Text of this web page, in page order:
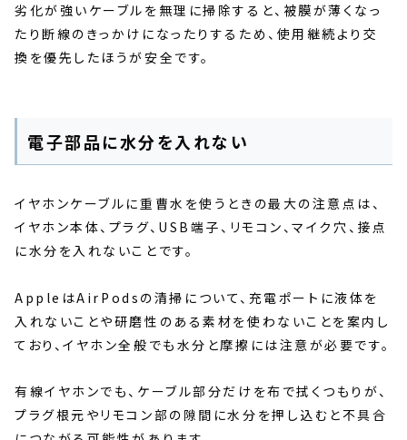
劣化が強いケーブルを無理に掃除すると、被膜が薄くなっ
たり断線のきっかけになったりするため、使用継続より交
換を優先したほうが安全です。
電子部品に水分を入れない
イヤホンケーブルに重曹水を使うときの最大の注意点は、
イヤホン本体、プラグ、USB端子、リモコン、マイク穴、接点
に水分を入れないことです。
AppleはAirPodsの清掃について、充電ポートに液体を
入れないことや研磨性のある素材を使わないことを案内し
ており、イヤホン全般でも水分と摩擦には注意が必要です。
有線イヤホンでも、ケーブル部分だけを布で拭くつもりが、
プラグ根元やリモコン部の隙間に水分を押し込むと不具合